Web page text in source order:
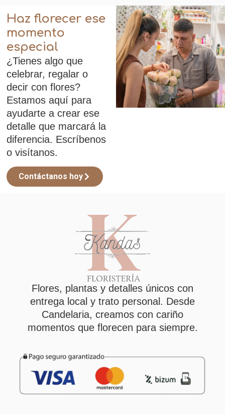
Haz florecer ese
momento
especial
¿Tienes algo que
celebrar, regalar o
decir con flores?
Estamos aquí para
ayudarte a crear ese
detalle que marcará la
diferencia. Escríbenos
o visítanos.
Contáctanos hoy
Flores, plantas y detalles únicos con
entrega local y trato personal. Desde
Candelaria, creamos con cariño
momentos que florecen para siempre.